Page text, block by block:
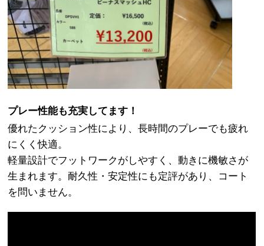
プレー性能も充実してます！
優れたクッション性により、長時間のプレーでも疲れ
にくく快適。
軽量設計でフットワークがしやすく、動きに機敏さが
生まれます。耐久性・安定性にも定評があり、コート
を問いません。